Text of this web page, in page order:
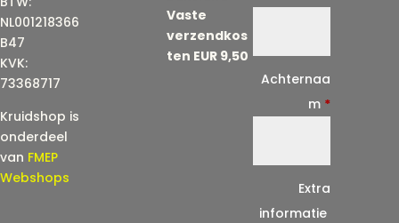
NL001218366
B47
KVK:
73368717
Kruidshop is
onderdeel
van FMEP
Webshops
Vaste
verzendkos
ten EUR 9,50
Achternaa
m *
Extra
informatie